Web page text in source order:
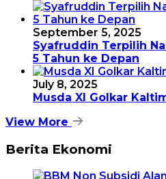
September 5, 2025
Syafruddin Terpilih
5 Tahun ke Depan
July 8, 2025
Musda XI Golkar
View More
Berita Ekonomi